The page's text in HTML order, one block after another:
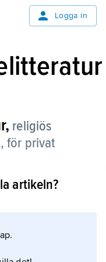
Logga in
religiös
för privat
1678–84;
artikeln?